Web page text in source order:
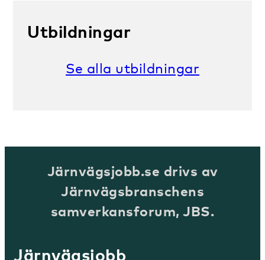
Utbildningar
Se alla utbildningar
Järnvägsjobb.se drivs av
Järnvägsbranschens
samverkansforum, JBS.
Järnvägsjobb